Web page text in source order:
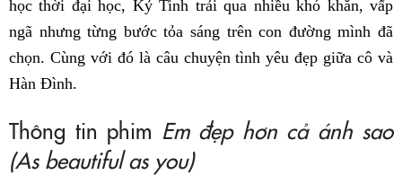
học thời đại học, Kỷ Tinh trải qua nhiều khó khăn, vấp
ngã nhưng từng bước tỏa sáng trên con đường mình đã
chọn. Cùng với đó là câu chuyện tình yêu đẹp giữa cô và
Hàn Đình.
Thông tin phim Em đẹp hơn cả ánh sao
(As beautiful as you)